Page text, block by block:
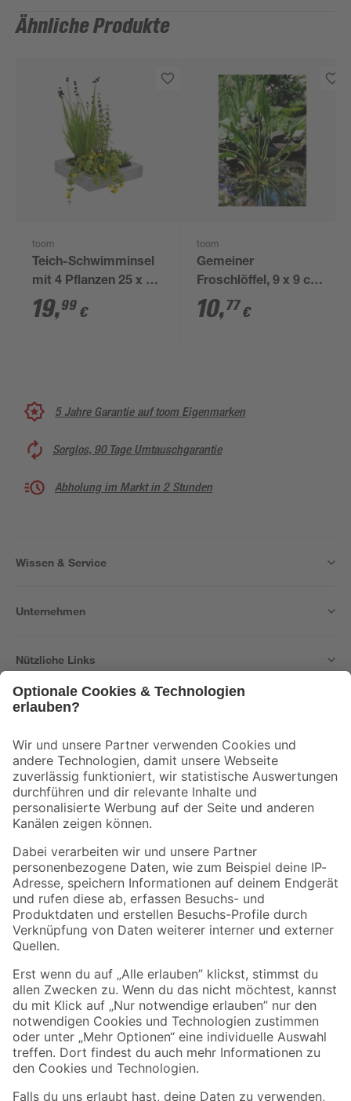
Ähnliche Produkte
toom
Teich-Schwimminsel
mit 4 Pflanzen 25 x 25
cm
19,99 €
toom
Gemeiner
Froschlöffel, 9 x 9 cm
Topf, 3er-Set
10,77€
5 Jahre Garantie auf toom Eigenmarken
Sorglos, 90 Tage Umtauschgarantie
Abholung im Markt in 2 Stunden
Wissen & Service
Unternehmen
Nützliche Links
Der toom Newsletter: Keine Angebote und Aktionen mehr verpassen!
Zur Newsletter Anmeldung
Folge uns
Zahlungsarten Versandarten
Sicher einkaufen
Jetzt die toom-App herunterladen